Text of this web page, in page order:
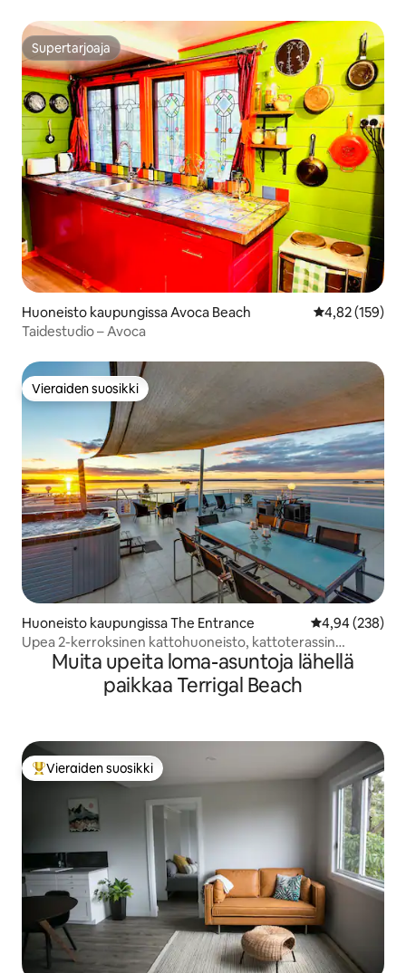
Supertarjoaja
Supertarjoaja
Huoneisto kaupungissa Avoca Beach
4,82 (159)
Taidestudio – Avoca
Vieraiden suosikki
Vieraiden suosikki
Huoneisto kaupungissa The Entrance
4,94 (238)
Upea 2-kerroksinen kattohuoneisto, kattoterassin
poreallas ja grillaus
Muita upeita loma-asuntoja lähellä
paikkaa Terrigal Beach
Vieraiden suosikkien parhaimmistoa
Vieraiden suosikki